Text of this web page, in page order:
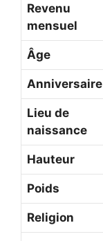
Revenu
mensuel
Âge
Anniversaire
Lieu de
naissance
Hauteur
Poids
Religion